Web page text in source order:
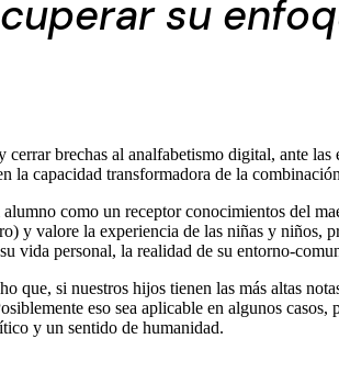
su
brechas al analfabetismo digital, ante
capacidad transformadora de la
como un receptor conocimientos del
y valore la experiencia de las niñas y
vida personal, la realidad de su entorno-
que, si nuestros hijos tienen las más altas
eso sea aplicable en algunos
y un sentido de humanidad.